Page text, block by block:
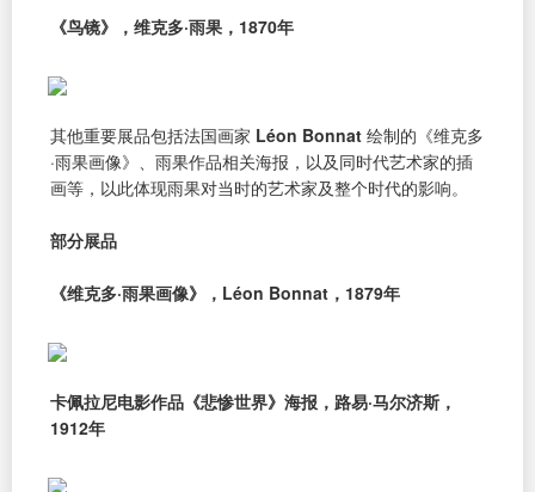
《鸟镜》，维克多·雨果，1870年
其他重要展品包括法国画家 Léon Bonnat 绘制的《维克多
·雨果画像》、雨果作品相关海报，以及同时代艺术家的插
画等，以此体现雨果对当时的艺术家及整个时代的影响。
部分展品
《维克多·雨果画像》，Léon Bonnat，1879年
卡佩拉尼电影作品《悲惨世界》海报，路易·马尔济斯，
1912年